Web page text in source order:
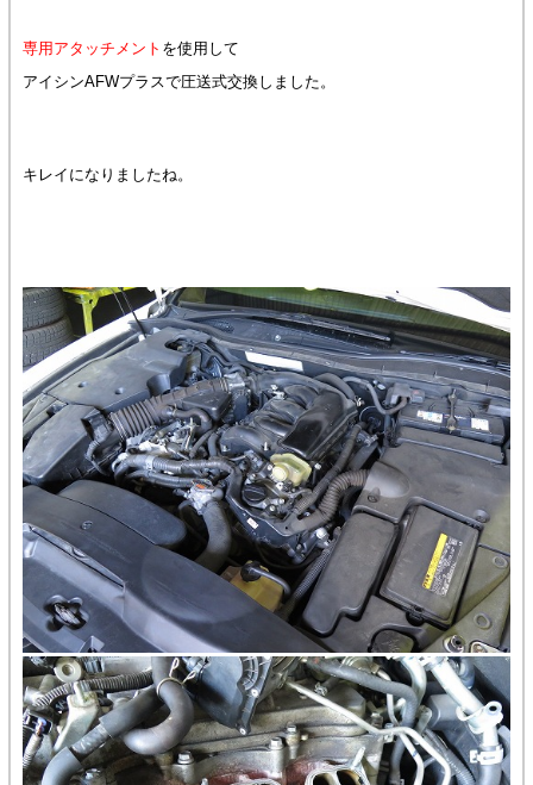
専用アタッチメント を使用して
アイシンAFWプラスで圧送式交換しました。
キレイになりましたね。